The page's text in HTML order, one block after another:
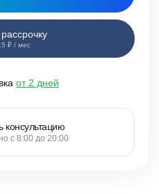
₽ / мес
от 2 дней
консультацию
с 8:00 до 20:00